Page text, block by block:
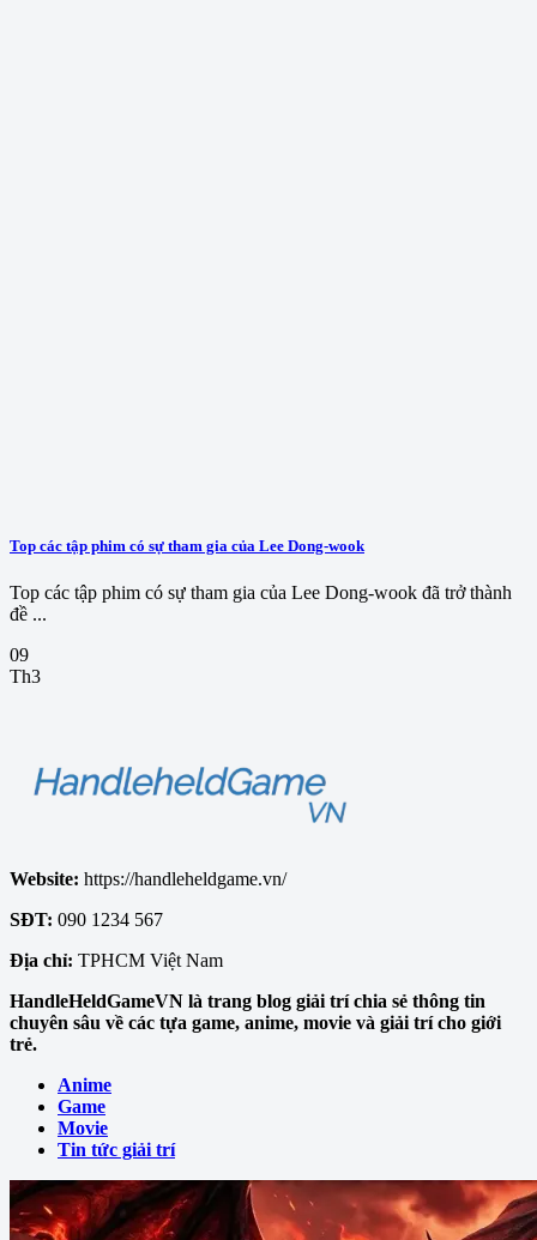
Top các tập phim có sự tham gia của Lee Dong-wook
Top các tập phim có sự tham gia của Lee Dong-wook đã trở thành
đề ...
09
Th3
Website: https://handleheldgame.vn/
SĐT: 090 1234 567
Địa chỉ: TPHCM Việt Nam
HandleHeldGameVN là trang blog giải trí chia sẻ thông tin
chuyên sâu về các tựa game, anime, movie và giải trí cho giới
trẻ.
Anime
Game
Movie
Tin tức giải trí